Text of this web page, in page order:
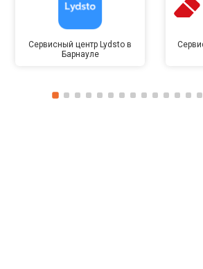
Сервисный центр Lydsto в
Барнауле